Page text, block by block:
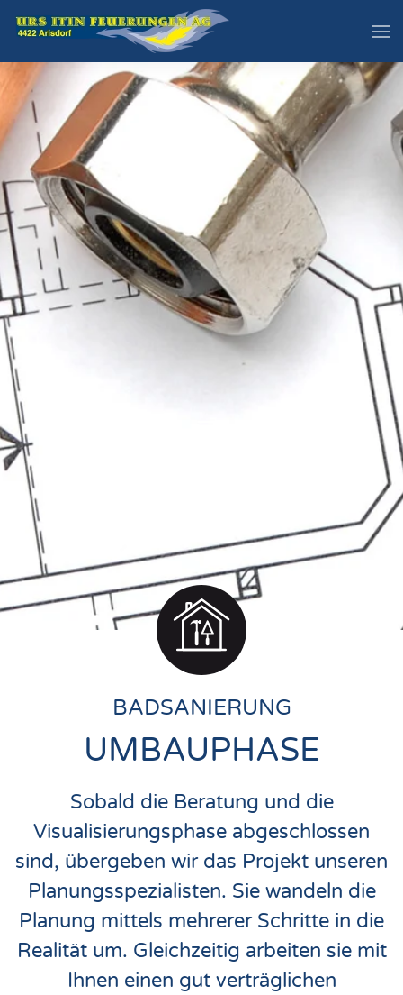
Skip to main content
BADSANIERUNG
UMBAUPHASE
Sobald die Beratung und die
Visualisierungsphase abgeschlossen
sind, übergeben wir das Projekt unseren
Planungsspezialisten. Sie wandeln die
Planung mittels mehrerer Schritte in die
Realität um. Gleichzeitig arbeiten sie mit
Ihnen einen gut verträglichen